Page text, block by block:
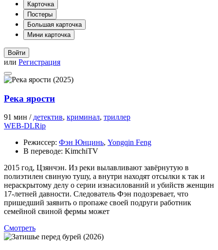
Карточка
Постеры
Большая карточка
Мини карточка
Войти
или Регистрация
Река ярости
91 мин /детектив, криминал, триллер
WEB-DLRip
Режиссер: Фэн Юнцинь, Yongqin Feng
В переводе: KimchiTV
2015 год, Цзянчэн. Из реки вылавливают завёрнутую в
полиэтилен свиную тушу, а внутри находят отсылки к так и
нераскрытому делу о серии изнасилований и убийств женщин
17-летней давности. Следователь Фэн подозревает, что
пришедший заявить о пропаже своей подруги работник
семейной свиной фермы может
Смотреть